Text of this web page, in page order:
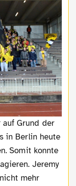
in Berlin heute
Somit konnte
Jeremy
mehr